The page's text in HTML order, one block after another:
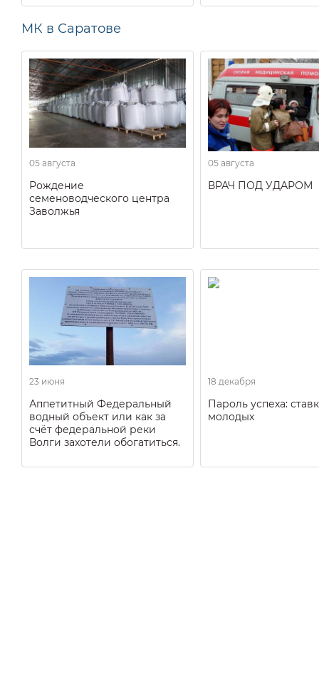
МК в Саратове
05 августа
Рождение
семеноводческого центра
Заволжья
05 августа
ВРАЧ ПОД УДАРОМ
23 июня
Аппетитный Федеральный
водный объект или как за
счёт федеральной реки
Волги захотели обогатиться.
18 декабря
Пароль успеха:
молодых